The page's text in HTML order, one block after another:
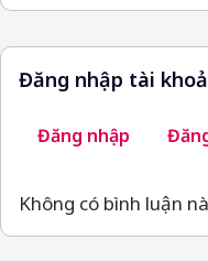
Đăng nhập tài
Đăng nhập
Không có bình luận